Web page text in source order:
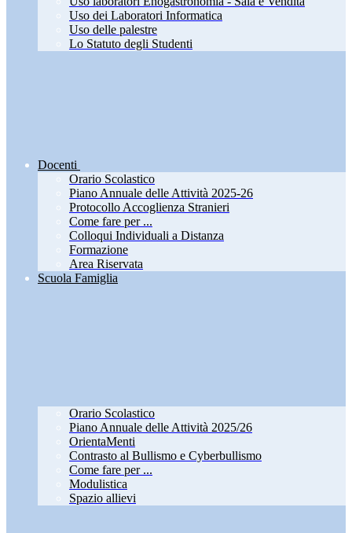
Uso dei Laboratori Informatica
Uso delle palestre
Lo Statuto degli Studenti
Docenti
Orario Scolastico
Piano Annuale delle Attività 2025-26
Protocollo Accoglienza Stranieri
Come fare per ...
Colloqui Individuali a Distanza
Formazione
Area Riservata
Scuola Famiglia
Orario Scolastico
Piano Annuale delle Attività 2025/26
OrientaMenti
Contrasto al Bullismo e Cyberbullismo
Come fare per ...
Modulistica
Spazio allievi